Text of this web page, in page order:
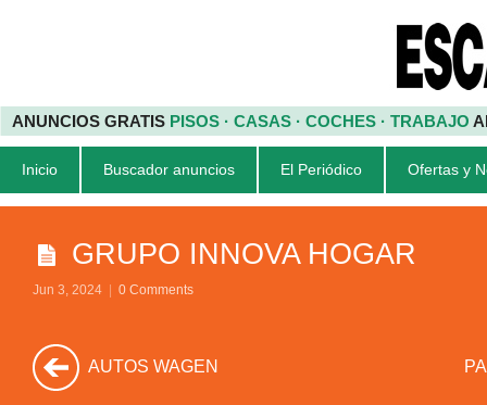
ANUNCIOS GRATIS PISOS · CASAS · COCHES · TRABAJO
Inicio Buscador anuncios El Periódico Ofertas y
GRUPO INNOVA HOGAR
Jun 3, 2024 0 Comments
AUTOS WAGEN